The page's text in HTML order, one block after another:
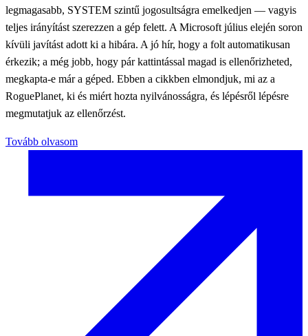
legmagasabb, SYSTEM szintű jogosultságra emelkedjen — vagyis
teljes irányítást szerezzen a gép felett. A Microsoft július elején soron
kívüli javítást adott ki a hibára. A jó hír, hogy a folt automatikusan
érkezik; a még jobb, hogy pár kattintással magad is ellenőrizheted,
megkapta-e már a géped. Ebben a cikkben elmondjuk, mi az a
RoguePlanet, ki és miért hozta nyilvánosságra, és lépésről lépésre
megmutatjuk az ellenőrzést.
Tovább olvasom